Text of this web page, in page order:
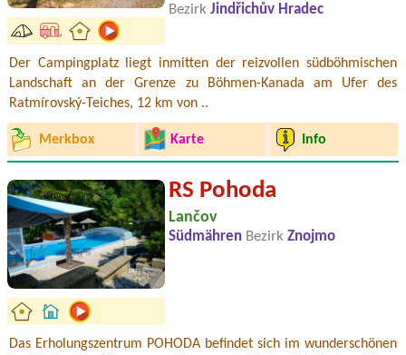
Bezirk Jindřichův Hradec
Der Campingplatz liegt inmitten der reizvollen südböhmischen
Landschaft an der Grenze zu Böhmen-Kanada am Ufer des
Ratmírovský-Teiches, 12 km von ..
Merkbox Karte Info
RS Pohoda
Lančov
Südmähren Bezirk Znojmo
Das Erholungszentrum POHODA befindet sich im wunderschönen